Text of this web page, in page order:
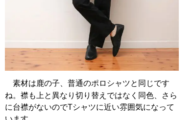
素材は鹿の子、普通のポロシャツと同じです
ね。襟も上と異なり切り替えではなく同色、さら
に台襟がないのでTシャツに近い雰囲気になって